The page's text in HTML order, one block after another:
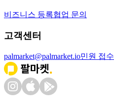
비즈니스 등록협업 문의
고객센터
palmarket@palmarket.io민원 접수